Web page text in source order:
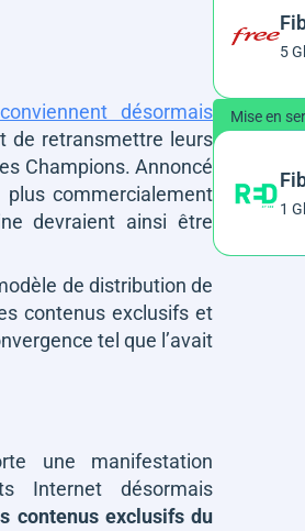
désormais
de retransmettre leurs
Champions. Annoncé
commercialement
devraient ainsi être
de distribution de
contenus exclusifs et
tel que l’avait
une manifestation
Internet désormais
contenus exclusifs du
5
Mise en
1